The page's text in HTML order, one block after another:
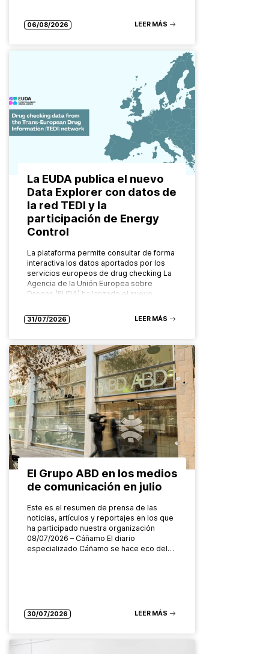
de drogas evolucionan constantemente.
También…
06/08/2026 LEER MÁS
La EUDA publica el nuevo
Data Explorer con datos de
la red TEDI y la
participación de Energy
Control
La plataforma permite consultar de forma
interactiva los datos aportados por los
servicios europeos de drug checking La
Agencia de la Unión Europea sobre
Drogas (EUDA) ha lanzado el nuevo…
31/07/2026 LEER MÁS
El Grupo ABD en los medios
de comunicación en julio
Este es el resumen de prensa de las
noticias, artículos y reportajes en los que
ha participado nuestra organización
08/07/2026 – Cáñamo El diario
especializado Cáñamo se hace eco del…
30/07/2026 LEER MÁS